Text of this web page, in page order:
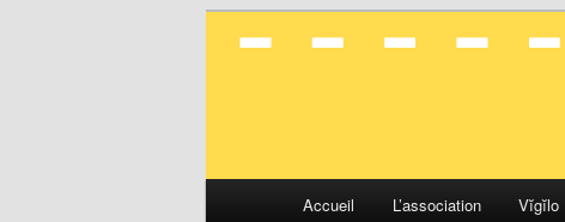
Aller
Aller
Accueil L’association Vĭgĭlo